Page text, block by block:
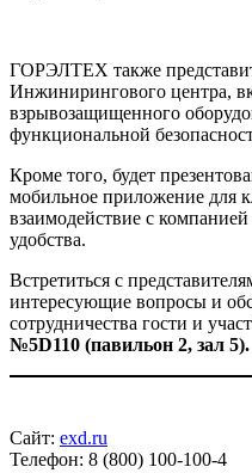
ГОРЭЛТЕХ также
Инжинирингового центра,
взрывозащищенного
функциональной
Кроме того, будет
мобильное приложение для
взаимодействие с
удобства.
Встретиться с
интересующие вопросы и
сотрудничества гости и
№5D110 (павильон 2, зал 5).
Сайт: exd.ru
Телефон: 8 (800) 100-100-4